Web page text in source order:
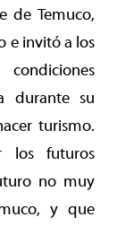
de Temuco,
e invitó a los
durante su
turismo.
los futuros
no muy
y que